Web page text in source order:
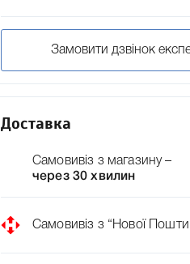
Замовити дзвінок
Доставка
Самовивіз з магазину –
через 30 хвилин
Самовивіз з “Нової